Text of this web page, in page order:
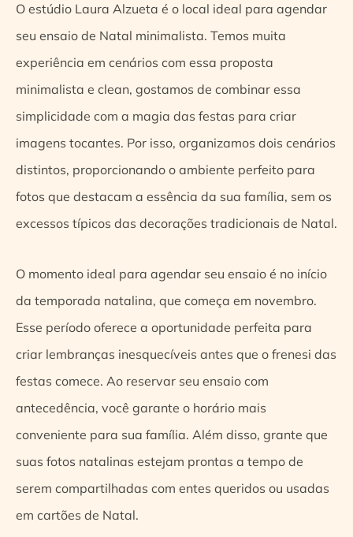
O estúdio Laura Alzueta é o local ideal para agendar
seu ensaio de Natal minimalista. Temos muita
experiência em cenários com essa proposta
minimalista e clean, gostamos de combinar essa
simplicidade com a magia das festas para criar
imagens tocantes. Por isso, organizamos dois cenários
distintos, proporcionando o ambiente perfeito para
fotos que destacam a essência da sua família, sem os
excessos típicos das decorações tradicionais de Natal.
O momento ideal para agendar seu ensaio é no início
da temporada natalina, que começa em novembro.
Esse período oferece a oportunidade perfeita para
criar lembranças inesquecíveis antes que o frenesi das
festas comece. Ao reservar seu ensaio com
antecedência, você garante o horário mais
conveniente para sua família. Além disso, grante que
suas fotos natalinas estejam prontas a tempo de
serem compartilhadas com entes queridos ou usadas
em cartões de Natal.